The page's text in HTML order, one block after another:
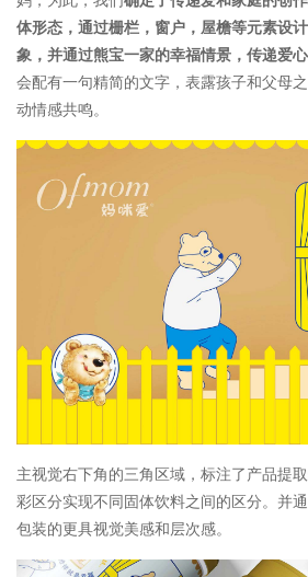
体形态，通过栅栏，窗户，屋檐等元素设
象，并通过熊宝一家的幸福情景，传递爱心
会配有一句精简的文字，表露孩子和父母
动情感共鸣。
主视觉右下角的三角区域，标注了产品提
彩区分实现不同固体饮料之间的区分。并
包装的更具视觉美感和层次感。